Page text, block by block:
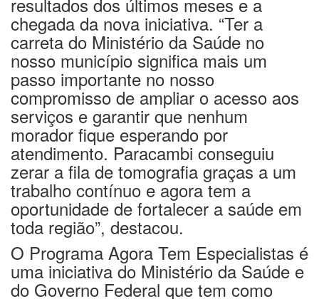
chegada da nova iniciativa. “Ter a
carreta do Ministério da Saúde no
nosso município significa mais um
passo importante no nosso
compromisso de ampliar o acesso aos
serviços e garantir que nenhum
morador fique esperando por
atendimento. Paracambi conseguiu
zerar a fila de tomografia graças a um
trabalho contínuo e agora tem a
oportunidade de fortalecer a saúde em
toda região”, destacou.
O Programa Agora Tem Especialistas é
uma iniciativa do Ministério da Saúde e
do Governo Federal que tem como